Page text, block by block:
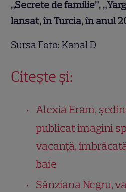
„Secrete de familie”,
lansat, în Turcia, în anul
Sursa Foto: Kanal D
Citește și:
Alexia Eram,
publicat imagini
vacanță,
baie
Sânziana Negru,